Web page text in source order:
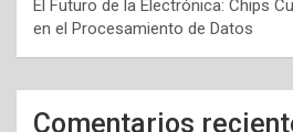
El Futuro de la Electrónica: Chips
en el Procesamiento de Datos
Comentarios